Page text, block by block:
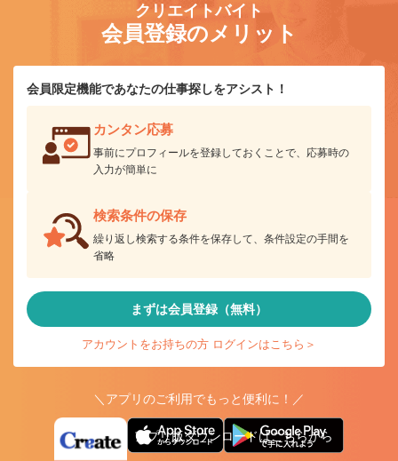
クリエイトバイト
会員登録のメリット
会員限定機能であなたの仕事探しをアシスト！
カンタン応募
事前にプロフィールを登録しておくことで、応募時の
入力が簡単に
検索条件の保存
繰り返し検索する条件を保存して、条件設定の手間を
省略
まずは会員登録（無料）
アカウントをお持ちの方 ログインはこちら＞
＼アプリのご利用でもっと便利に！／
アプリ版ダウンロードはこちらから